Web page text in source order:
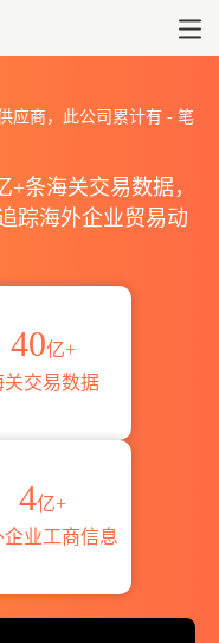
应商，此公司累计有 - 笔
条海关交易数据，
踪海外企业贸易动
40亿+
关交易数据
4亿+
企业工商信息